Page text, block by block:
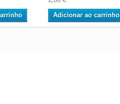
Adicionar ao carrinho